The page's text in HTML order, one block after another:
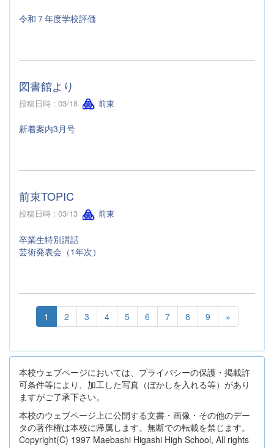
令和７年度学校評価
図書館より
投稿日時 : 03/18 前東
新着案内3月号
前東TOPIC
投稿日時 : 03/13 前東
卒業生特別講話
芸術発表会（1年次）
1 2 3 4 5 6 7 8 9 »
本校ウェブページにおいては、プライバシーの保護・掲載許
可条件等により、加工した写真（ぼかしを入れる等）があり
ますがご了承下さい。
本校のウェブページ上に公開する文書・画像・その他のデー
タの著作権は本校に帰属します。無断での転載を禁じます。
Copyright(C) 1997 Maebashi Higashi High School, All rights